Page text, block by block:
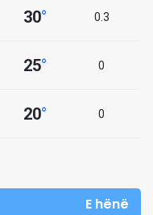
30° 0.3
25° 0
20° 0
E hënë